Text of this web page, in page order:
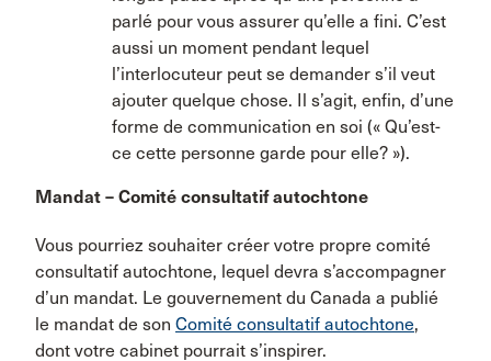
parlé pour vous assurer qu’elle a fini. C’est
aussi un moment pendant lequel
l’interlocuteur peut se demander s’il veut
ajouter quelque chose. Il s’agit, enfin, d’une
forme de communication en soi (« Qu’est-
ce cette personne garde pour elle? »).
Mandat – Comité consultatif autochtone
Vous pourriez souhaiter créer votre propre comité
consultatif autochtone, lequel devra s’accompagner
d’un mandat. Le gouvernement du Canada a publié
le mandat de son Comité consultatif autochtone,
dont votre cabinet pourrait s’inspirer.